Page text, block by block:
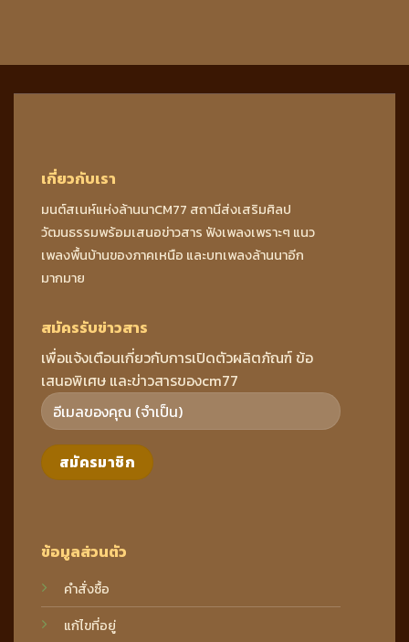
เกี่ยวกับเรา
มนต์สเนห์แห่งล้านนาCM77 สถานีส่งเสริมศิลป
วัฒนธรรมพร้อมเสนอข่าวสาร ฟังเพลงเพราะๆ แนว
เพลงพื้นบ้านของภาคเหนือ และบทเพลงล้านนาอีก
มากมาย
ข้อมูลส่วนตัว
คำสั่งซื้อ
แก้ไขที่อยู่
สมัครรับข่าวสาร
เพื่อแจ้งเตือนเกี่ยวกับการเปิดตัวผลิตภัณฑ์ ข้อ
เสนอพิเศษ และข่าวสารของcm77